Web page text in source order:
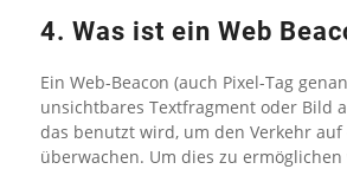
4. Was ist ein Web
Ein Web-Beacon (auch Pixel-Tag
unsichtbares Textfragment oder Bild
das benutzt wird, um den Verkehr auf
überwachen. Um dies zu